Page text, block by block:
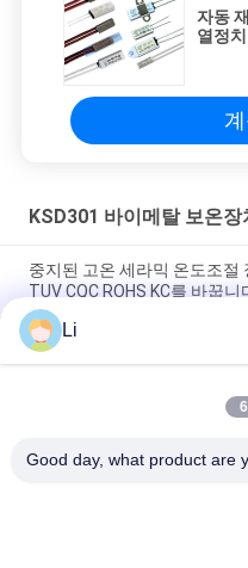
자동
열정
KSD301 바이메탈 보온장
중지된 고온 세라믹 온도조절
TUV CQC ROHS KC를 바꿉니
바이메탈 디스크 스냅 액션 서
250V 10 13C
황급한 활동 유형 KSD301 두
Li
Good day, what product are